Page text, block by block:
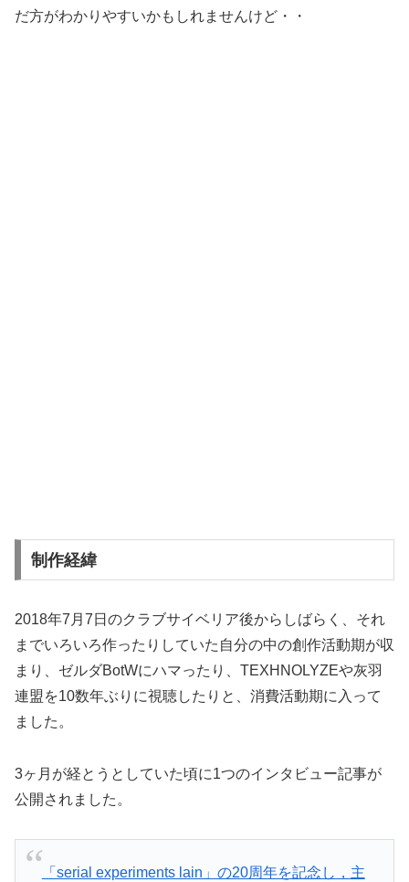
だ方がわかりやすいかもしれませんけど・・
制作経緯
2018年7月7日のクラブサイベリア後からしばらく、それ
までいろいろ作ったりしていた自分の中の創作活動期が収
まり、ゼルダBotWにハマったり、TEXHNOLYZEや灰羽
連盟を10数年ぶりに視聴したりと、消費活動期に入って
ました。
3ヶ月が経とうとしていた頃に1つのインタビュー記事が
公開されました。
「serial experiments lain」の20周年を記念し，主